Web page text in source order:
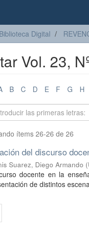
Biblioteca Digital
Vol. 23,
B C D E F G H
ítems 26-26 de 26
del discurso
Suarez, Diego Armando (
docente en la
de distintos